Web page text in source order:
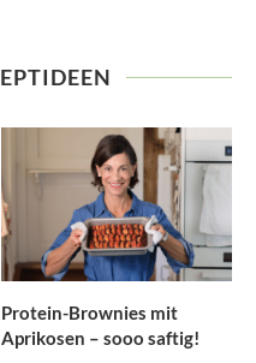
Protein-Brownies mit
Aprikosen – sooo saftig!